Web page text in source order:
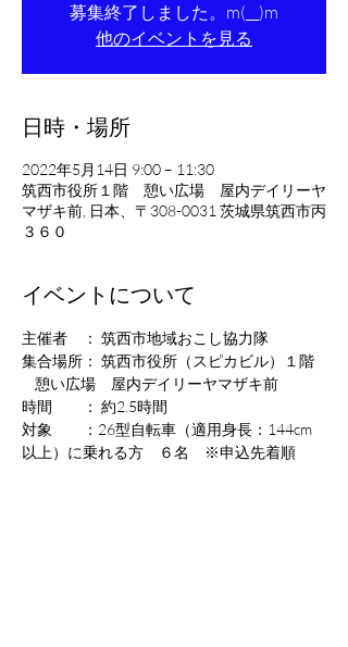
募集終了しました。m(__)m
他のイベントを見る
日時・場所
2022年5月14日 9:00 – 11:30
筑西市役所１階 憩い広場 屋内デイリーヤ
マザキ前, 日本、〒308-0031 茨城県筑西市丙
３６０
イベントについて
主催者　： 筑西市地域おこし協力隊
集合場所： 筑西市役所（スピカビル）１階
憩い広場　屋内デイリーヤマザキ前
時間　　： 約2.5時間
対象　　：26型自転車（適用身長：144cm
以上）に乗れる方　６名　※申込先着順